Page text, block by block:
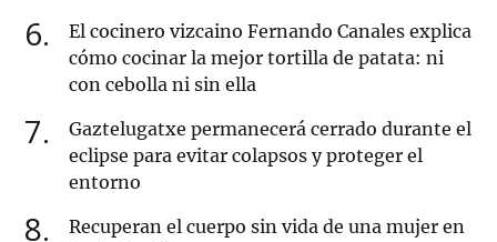
6
El cocinero vizcaino Fernando Canales explica
cómo cocinar la mejor tortilla de patata: ni
con cebolla ni sin ella
7
Gaztelugatxe permanecerá cerrado durante el
eclipse para evitar colapsos y proteger el
entorno
8
Recuperan el cuerpo sin vida de una mujer en